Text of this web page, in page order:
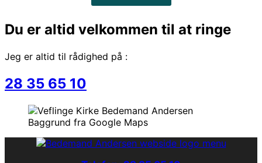
Du er altid velkommen til at ringe
Jeg er altid til rådighed på :
28 35 65 10
Baggrund fra Google Maps